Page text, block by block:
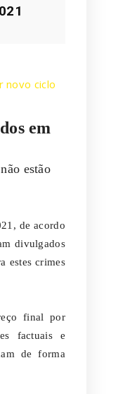
novo ciclo
em
estão
de acordo
divulgados
estes crimes
final por
factuais e
de forma